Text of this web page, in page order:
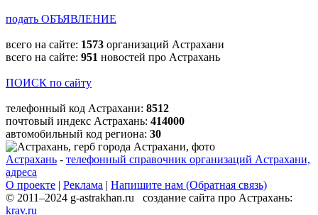
подать ОБЪЯВЛЕНИЕ
всего на сайте: 1573 организаций Астрахани
всего на сайте: 951 новостей про Астрахань
ПОИСК по сайту
телефонный код Астрахани: 8512
почтовый индекс Астрахань: 414000
автомобильный код региона: 30
Астрахань - телефонный справочник организаций Астрахани,
адреса
О проекте | Реклама | Напишите нам (Обратная связь)
© 2011–2024 g-astrakhan.ru создание сайта про Астрахань:
krav.ru